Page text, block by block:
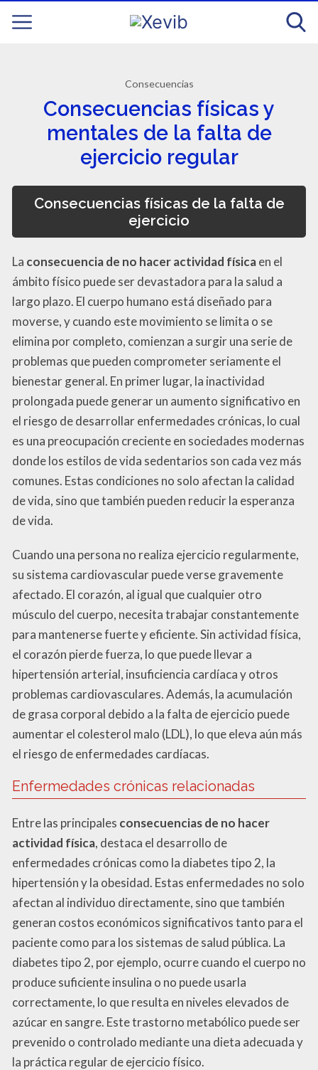
Consecuencias
Consecuencias físicas y
mentales de la falta de
ejercicio regular
Consecuencias físicas de la falta de
ejercicio
La consecuencia de no hacer actividad físicaen el
ámbito físico puede ser devastadora para la salud a
largo plazo. El cuerpo humano está diseñado para
moverse, y cuando este movimiento se limita o se
elimina por completo, comienzan a surgir una serie de
problemas que pueden comprometer seriamente el
bienestar general. En primer lugar, la inactividad
prolongada puede generar un aumento significativo en
el riesgo de desarrollar enfermedades crónicas, lo cual
es una preocupación creciente en sociedades modernas
donde los estilos de vida sedentarios son cada vez más
comunes. Estas condiciones no solo afectan la calidad
de vida, sino que también pueden reducir la esperanza
de vida.
Cuando una persona no realiza ejercicio regularmente,
su sistema cardiovascular puede verse gravemente
afectado. El corazón, al igual que cualquier otro
músculo del cuerpo, necesita trabajar constantemente
para mantenerse fuerte y eficiente. Sin actividad física,
el corazón pierde fuerza, lo que puede llevar a
hipertensión arterial, insuficiencia cardíaca y otros
problemas cardiovasculares. Además, la acumulación
de grasa corporal debido a la falta de ejercicio puede
aumentar el colesterol malo (LDL), lo que eleva aún más
el riesgo de enfermedades cardíacas.
Enfermedades crónicas relacionadas
Entre las principales consecuencias de no hacer
actividad física, destaca el desarrollo de
enfermedades crónicas como la diabetes tipo 2, la
hipertensión y la obesidad. Estas enfermedades no solo
afectan al individuo directamente, sino que también
generan costos económicos significativos tanto para el
paciente como para los sistemas de salud pública. La
diabetes tipo 2, por ejemplo, ocurre cuando el cuerpo no
produce suficiente insulina o no puede usarla
correctamente, lo que resulta en niveles elevados de
azúcar en sangre. Este trastorno metabólico puede ser
prevenido o controlado mediante una dieta adecuada y
la práctica regular de ejercicio físico.